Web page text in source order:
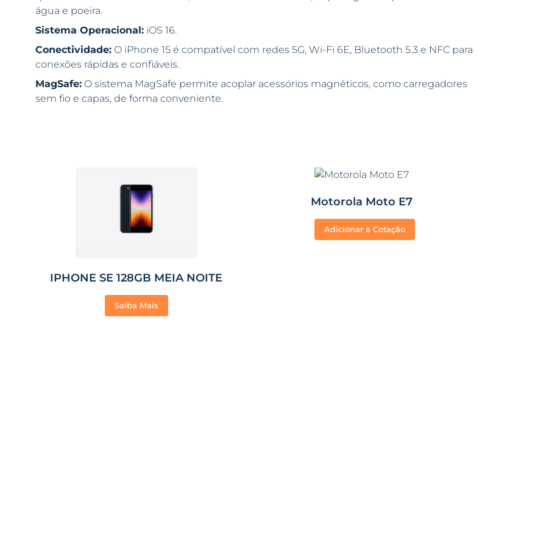
água e poeira.
Sistema Operacional:iOS 16.
Conectividade:O iPhone 15 é compatível com redes 5G, Wi-Fi 6E, Bluetooth 5.3 e NFC para
conexões rápidas e confiáveis.
MagSafe:O sistema MagSafe permite acoplar acessórios magnéticos, como carregadores
sem fio e capas, de forma conveniente.
IPHONE SE 128GB MEIA NOITE
Saiba Mais
Motorola Moto E7
Adicionar a Cotação